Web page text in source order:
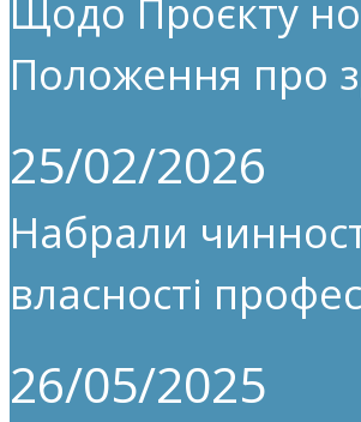
Щодо Проєкту
Положення про
25/02/2026
Набрали
власності
26/05/2025